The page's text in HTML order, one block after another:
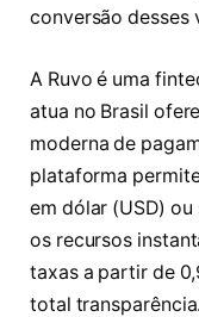
conversão desses
A Ruvo é uma
atua no Brasil
moderna de
plataforma
em dólar (USD)
os recursos
taxas a partir de
total transparência.